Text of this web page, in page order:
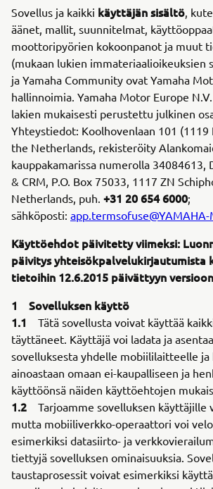
Sovellus ja kaikki käyttäjän sisältö,
äänet, mallit, suunnitelmat,
moottoripyörien kokoonpanot ja muut
(mukaan lukien immateriaalioikeuksien
ja Yamaha Community ovat Yamaha
hallinnoimia. Yamaha Motor Europe
lakien mukaisesti perustettu julkinen
Yhteystiedot: Koolhovenlaan 101 (1119
the Netherlands, rekisteröity
kauppakamarissa numerolla 34084613,
& CRM, P.O. Box 75033, 1117 ZN
Netherlands, puh. +31 20 654 6000;
sähköposti: app.termsofuse@YAMAHA-
Käyttöehdot päivitetty viimeksi:
päivitys yhteisökpalvelukirjautumista
tietoihin 12.6.2015 päivättyyn versioon
1 Sovelluksen käyttö
1.1 Tätä sovellusta voivat käyttää
täyttäneet. Käyttäjä voi ladata ja
sovelluksesta yhdelle mobiililaitteelle ja
ainoastaan omaan ei-kaupalliseen ja
käyttöönsä näiden käyttöehtojen
1.2
Tarjoamme sovelluksen käyttäjille
mutta mobiiliverkko-operaattori voi
esimerkiksi datasiirto- ja
tiettyjä sovelluksen ominaisuuksia.
taustaprosessit voivat esimerkiksi